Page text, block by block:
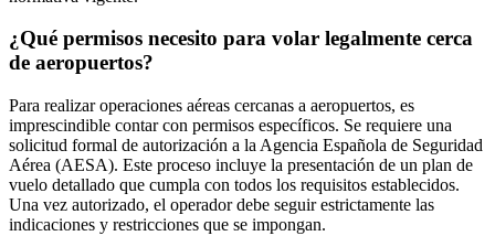
¿Qué permisos necesito para volar legalmente cerca
de aeropuertos?
Para realizar operaciones aéreas cercanas a aeropuertos, es
imprescindible contar con permisos específicos. Se requiere una
solicitud formal de autorización a la Agencia Española de Seguridad
Aérea (AESA). Este proceso incluye la presentación de un plan de
vuelo detallado que cumpla con todos los requisitos establecidos.
Una vez autorizado, el operador debe seguir estrictamente las
indicaciones y restricciones que se impongan.